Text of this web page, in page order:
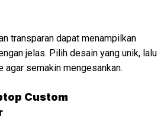
transparan dapat menampilkan
jelas. Pilih desain yang unik, lalu
agar semakin mengesankan.
Custom